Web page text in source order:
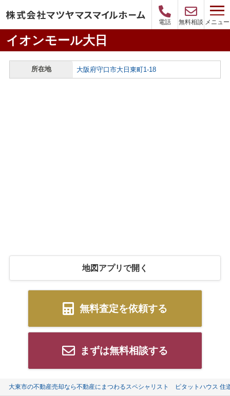
電話 無料相談 メニュー
イオンモール大日
所在地 大阪府守口市大日東町1-18
地図アプリで開く
無料査定を依頼する
まずは無料相談する
大東市の不動産売却なら不動産にまつわるスペシャリスト ピタットハウス 住